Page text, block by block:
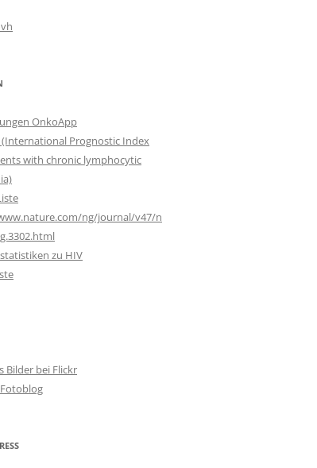
OnkoApp
(International Prognostic Index
with chronic lymphocytic
ng/journal/v47/n
zu HIV
Bilder bei Flickr